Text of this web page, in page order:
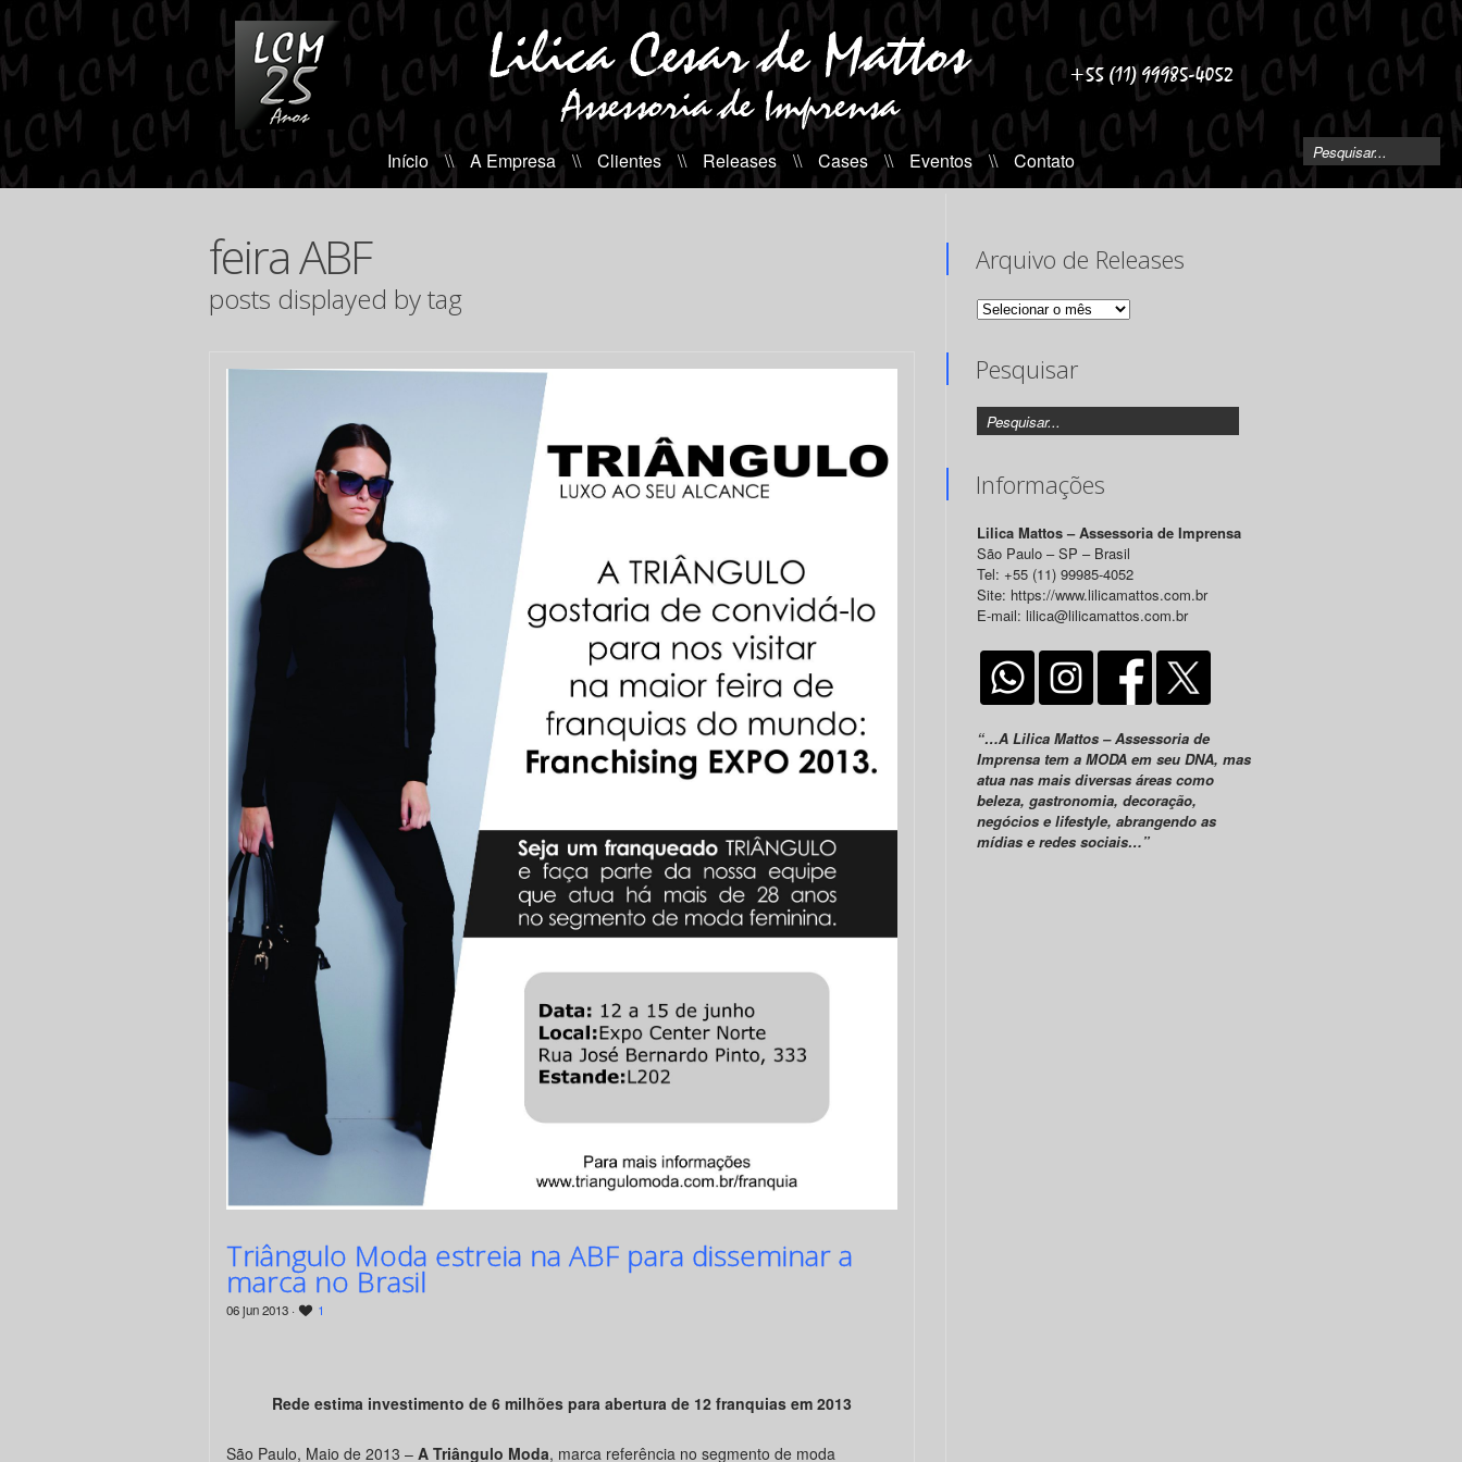
Início \\ A Empresa \\ Clientes \\ Releases \\ Cases \\ Eventos \\ Contato
feira ABF
posts displayed by tag
Triângulo Moda estreia na ABF para disseminar a
marca no Brasil
06 jun 2013 · 1
Rede estima investimento de 6 milhões para abertura de 12 franquias em 2013
São Paulo, Maio de 2013 – A Triângulo Moda, marca referência no segmento de moda
Arquivo de Releases
Arquivo
Pesquisar
Informações
Lilica Mattos – Assessoria de Imprensa
São Paulo – SP – Brasil
Tel: +55 (11) 99985-4052
Site: https://www.lilicamattos.com.br
E-mail: lilica@lilicamattos.com.br
“…A Lilica Mattos – Assessoria de
Imprensa tem a MODA em seu DNA, mas
atua nas mais diversas áreas como
beleza, gastronomia, decoração,
negócios e lifestyle, abrangendo as
mídias e redes sociais…”